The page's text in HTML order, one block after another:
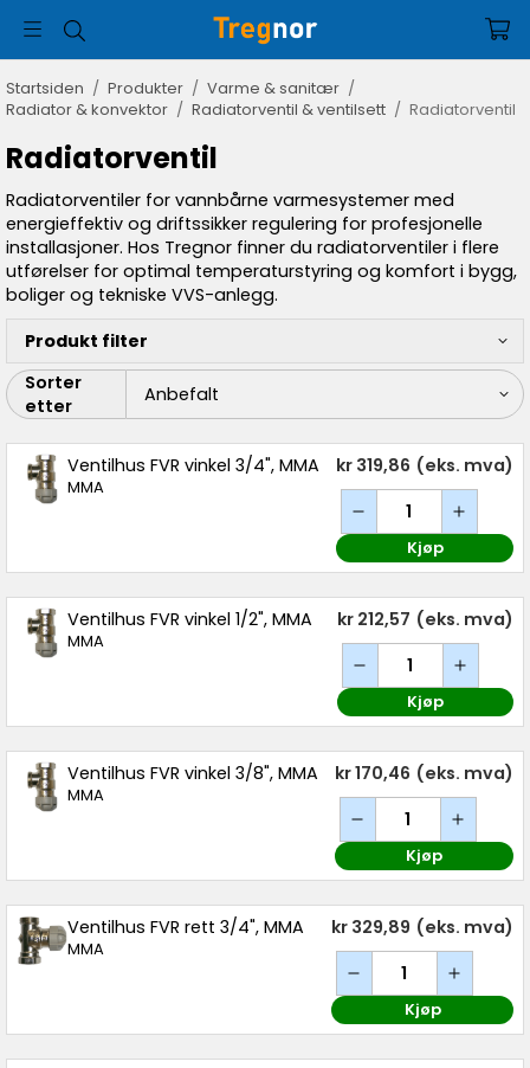
Startsiden / Produkter / Varme & sanitær /
Radiator & konvektor / Radiatorventil & ventilsett / Radiatorventil
Radiatorventil
Radiatorventiler for vannbårne varmesystemer med
energieffektiv og driftssikker regulering for profesjonelle
installasjoner. Hos Tregnor finner du radiatorventiler i flere
utførelser for optimal temperaturstyring og komfort i bygg,
boliger og tekniske VVS-anlegg.
Produkt filter
Sorter
etter
Ventilhus FVR vinkel 3/4", MMA
MMA
kr 319,86 (eks. mva)
Kjøp
Ventilhus FVR vinkel 1/2", MMA
MMA
kr 212,57 (eks. mva)
Kjøp
Ventilhus FVR vinkel 3/8", MMA
MMA
kr 170,46 (eks. mva)
Kjøp
Ventilhus FVR rett 3/4", MMA
MMA
kr 329,89 (eks. mva)
Kjøp